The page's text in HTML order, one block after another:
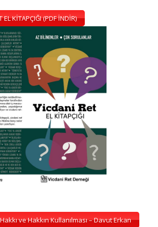
EL KİTAPÇIĞI (PDF İNDİR)
ve Hakkın Kullanılması – Davut Erkan